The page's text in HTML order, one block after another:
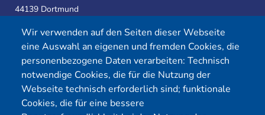
Wir verwenden auf den Seiten dieser Webseite
eine Auswahl an eigenen und fremden Cookies, die
personenbezogene Daten verarbeiten: Technisch
notwendige Cookies, die für die Nutzung der
Webseite technisch erforderlich sind; funktionale
Cookies, die für eine bessere
44139 Dortmund
Telefon:0231 39814905
E-Mail:
info@yekta-it.de
(Mo.-Fr.9-17 Uhr)